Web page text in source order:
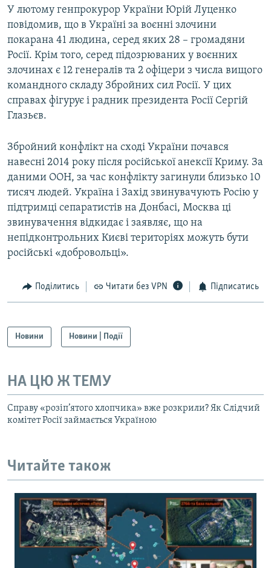
У лютому генпрокурор України Юрій Луценко
повідомив, що в Україні за воєнні злочини
покарана 41 людина, серед яких 28 – громадяни
Росії. Крім того, серед підозрюваних у воєнних
злочинах є 12 генералів та 2 офіцери з числа вищого
командного складу Збройних сил Росії. У цих
справах фігурує і радник президента Росії Сергій
Глазьєв.
Збройний конфлікт на сході України почався
навесні 2014 року після російської анексії Криму. За
даними ООН, за час конфлікту загинули близько 10
тисяч людей. Україна і Захід звинувачують Росію у
підтримці сепаратистів на Донбасі, Москва ці
звинувачення відкидає і заявляє, що на
непідконтрольних Києві територіях можуть бути
російські «добровольці».
Поділитись Читати без VPN Підписатись
Новини Новини | Події
НА ЦЮ Ж ТЕМУ
Справу «розіп’ятого хлопчика» вже розкрили? Як Слідчий
комітет Росії займається Україною
Читайте також